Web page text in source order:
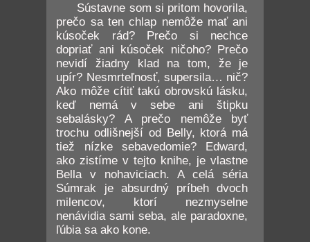
Sústavne som si pritom hovorila,
prečo sa ten chlap nemôže mať ani
kúsoček rád? Prečo si nechce
dopriať ani kúsoček ničoho? Prečo
nevidí žiadny klad na tom, že je
upír? Nesmrteľnosť, supersila… nič?
Ako môže cítiť takú obrovskú lásku,
keď nemá v sebe ani štipku
sebalásky? A prečo nemôže byť
trochu odlišnejší od Belly, ktorá má
tiež nízke sebavedomie? Edward,
ako zistíme v tejto knihe, je vlastne
Bella v nohaviciach. A celá séria
Súmrak je absurdný príbeh dvoch
milencov, ktorí nezmyselne
nenávidia sami seba, ale paradoxne,
ľúbia sa ako kone.